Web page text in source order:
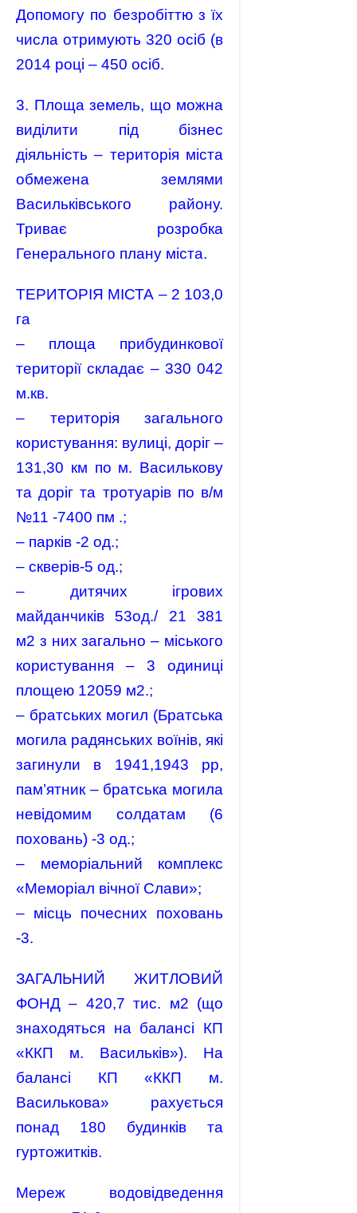
Допомогу по безробіттю з їх
числа отримують 320 осіб (в
2014 році – 450 осіб.
3. Площа земель, що можна
виділити під бізнес
діяльність – територія міста
обмежена землями
Васильківського району.
Триває розробка
Генерального плану міста.
ТЕРИТОРІЯ МІСТА – 2 103,0
га
– площа прибудинкової
території складає – 330 042
м.кв.
– територія загального
користування: вулиці, доріг –
131,30 км по м. Василькову
та доріг та тротуарів по в/м
№11 -7400 пм .;
– парків -2 од.;
– скверів-5 од.;
– дитячих ігрових
майданчиків 53од./ 21 381
м2 з них загально – міського
користування – 3 одиниці
площею 12059 м2.;
– братських могил (Братська
могила радянських воїнів, які
загинули в 1941,1943 рр,
пам’ятник – братська могила
невідомим солдатам (6
поховань) -3 од.;
– меморіальний комплекс
«Меморіал вічної Слави»;
– місць почесних поховань
-3.
ЗАГАЛЬНИЙ ЖИТЛОВИЙ
ФОНД – 420,7 тис. м2 (що
знаходяться на балансі КП
«ККП м. Васильків»). На
балансі КП «ККП м.
Василькова» рахується
понад 180 будинків та
гуртожитків.
Мереж водовідведення